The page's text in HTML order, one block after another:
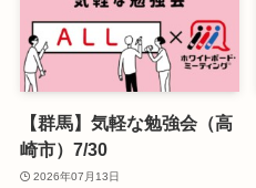
【群馬】気軽な勉強会（高
崎市）7/30
2026年07月13日